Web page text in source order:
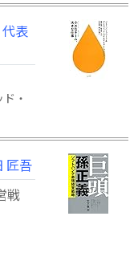
表
・
匠吾
戦